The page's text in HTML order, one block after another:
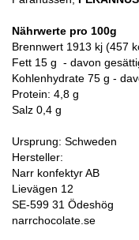
Nährwerte pro 100g
Brennwert 1913 kj (457
Fett 15 g - davon
Kohlenhydrate 75 g -
Protein: 4,8 g
Salz 0,4 g
Ursprung: Schweden
Hersteller:
Narr konfektyr AB
Lievägen 12
SE-599 31 Ödeshög
narrchocolate.se